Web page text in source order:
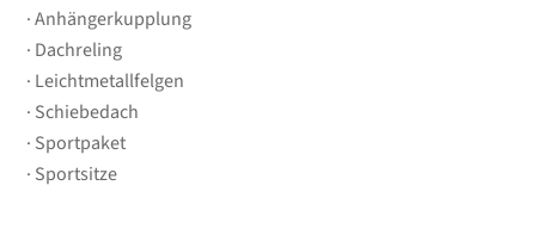
Anhängerkupplung
Dachreling
Leichtmetallfelgen
Schiebedach
Sportpaket
Sportsitze